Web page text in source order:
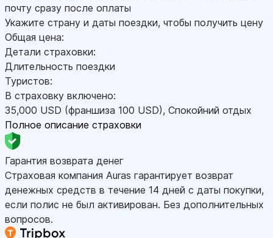
почту сразу после оплаты
Укажите страну и даты поездки, чтобы получить цену
Общая цена:
Детали страховки:
Длительность поездки
Туристов:
В страховку включено:
35,000 USD (франшиза 100 USD), Спокойний отдых
Полное описание страховки
Гарантия возврата денег
Страховая компания Auras гарантирует возврат
денежных средств в течение 14 дней с даты покупки,
если полис не был активирован. Без дополнительных
вопросов.